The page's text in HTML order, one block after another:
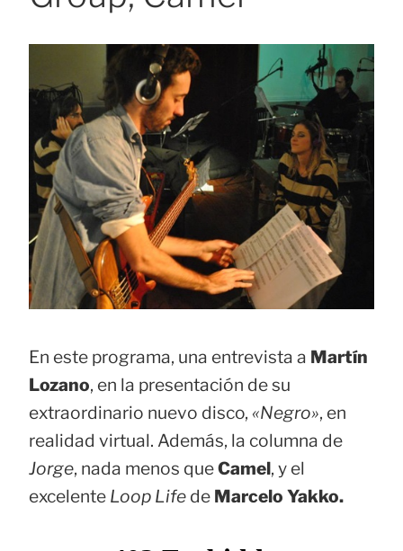
En este programa, una entrevista a Martín
Lozano, en la presentación de su
extraordinario nuevo disco, «Negro», en
realidad virtual. Además, la columna de
Jorge, nada menos queCamel, y el
excelente Loop Life de Marcelo Yakko.